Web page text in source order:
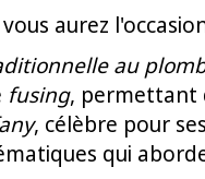
aurez
au
fusing, permettant
, célèbre pour
qui